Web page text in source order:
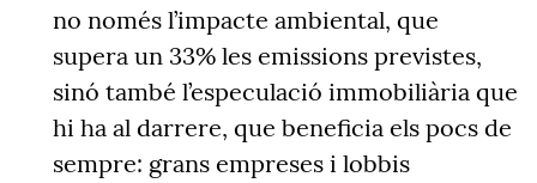
no només l’impacte ambiental, que
supera un 33% les emissions previstes,
sinó també l’especulació immobiliària que
hi ha al darrere, que beneficia els pocs de
sempre: grans empreses i lobbis